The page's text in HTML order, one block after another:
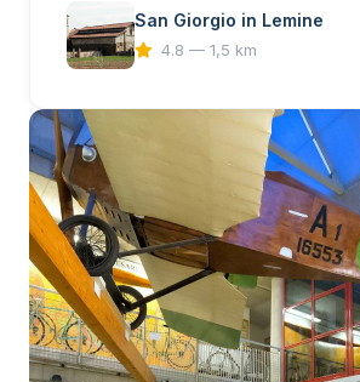
San Giorgio in Lemine
4.8 — 1,5 km